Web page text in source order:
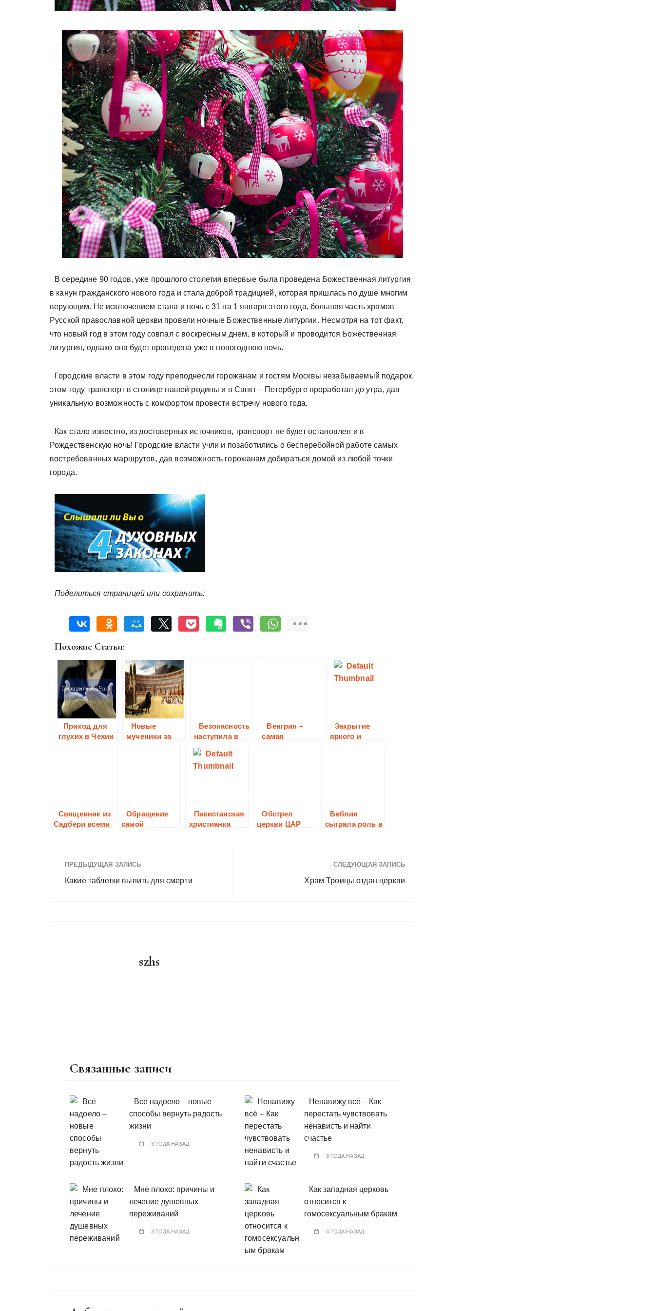
В середине 90 годов, уже прошлого столетия впервые была проведена Божественная литургия
в канун гражданского нового года и стала доброй традицией, которая пришлась по душе многим
верующим. Не исключением стала и ночь с 31 на 1 января этого года, большая часть храмов
Русской православной церкви провели ночные Божественные литургии. Несмотря на тот факт,
что новый год в этом году совпал с воскресным днем, в который и проводится Божественная
литургия, однако она будет проведена уже в новогоднюю ночь.
Городские власти в этом году преподнесли горожанам и гостям Москвы незабываемый подарок,
этом году транспорт в столице нашей родины и в Санкт – Петербурге проработал до утра, дав
уникальную возможность с комфортом провести встречу нового года.
Как стало известно, из достоверных источников, транспорт не будет остановлен и в
Рождественскую ночь! Городские власти учли и позаботились о бесперебойной работе самых
востребованных маршрутов, дав возможность горожанам добираться домой из любой точки
города.
Поделиться страницей или сохранить:
Похожие Статьи:
Приход для
глухих в Чехии
Новые
мученики за
Безопасность
наступила в
Ливане
Венгрия –
самая
Закрытие
яркого и
Священник из
Садбери всеми
скульптуру
младенцем,
Обращение
самой
Пакистанская
христианка
Обстрел
церкви ЦАР
Библия
сыграла роль в
ПРЕДЫДУЩАЯ ЗАПИСЬ
Какие таблетки выпить для смерти
СЛЕДУЮЩАЯ ЗАПИСЬ
Храм Троицы отдан церкви
szhs
Связанные записи
Всё надоело – новые
способы вернуть радость
жизни
3 ГОДА НАЗАД
Ненавижу всё – Как
перестать чувствовать
ненависть и найти
счастье
3 ГОДА НАЗАД
Мне плохо: причины и
лечение душевных
переживаний
3 ГОДА НАЗАД
Как западная церковь
относится к
гомосексуальным бракам
4 ГОДА НАЗАД